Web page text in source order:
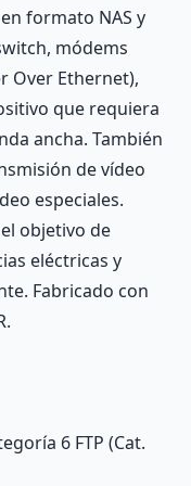
formato NAS y
módems
Over Ethernet),
que requiera
ancha. También
de vídeo
especiales.
objetivo de
eléctricas y
Fabricado con
6 FTP (Cat.